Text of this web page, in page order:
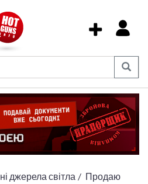
джерела світла
Продаю